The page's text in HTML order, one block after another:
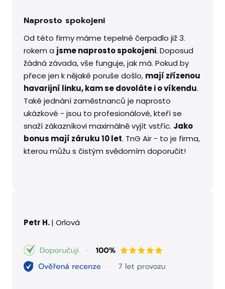
Naprosto spokojeni
Od této firmy máme tepelné čerpadlo již 3.
rokem a jsme naprosto spokojeni. Doposud
žádná závada, vše funguje, jak má. Pokud by
přece jen k nějaké poruše došlo, mají zřízenou
havarijní linku, kam se dovoláte i o víkendu.
Také jednání zaměstnanců je naprosto
ukázkové - jsou to profesionálové, kteří se
snaží zákazníkovi maximálně vyjít vstříc. Jako
bonus mají záruku 10 let. TnG Air - to je firma,
kterou můžu s čistým svědomím doporučit!
Petr H.| Orlová